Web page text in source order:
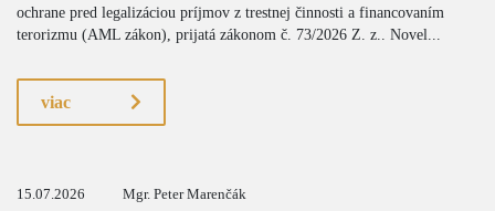
ochrane pred legalizáciou príjmov z trestnej činnosti a financovaním
terorizmu (AML zákon), prijatá zákonom č. 73/2026 Z. z.. Novel...
viac
15.07.2026 Mgr. Peter Marenčák